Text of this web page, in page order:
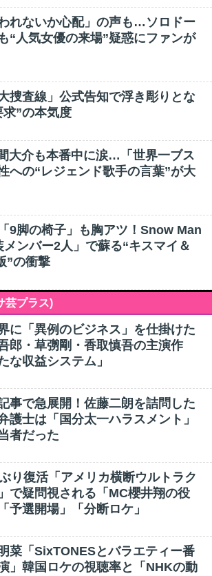
れないか心配」の声も…ソロドー
“人気女優の来場”疑惑にファンが
捜査線」公式告知で浮き彫りとな
求”の本気度
大介も本番中に涙…「世界一ブス
への“レジェンド歌手の言葉”が大
9脚の椅子」も胸アツ！Snow Man
ンバー2人」で蘇る“キスマイ＆
”の衝撃
芸プラス)
に「異例のビジネス」を仕掛けた
郎・草彅剛・香取慎吾の主演作
な収益システム」
事で急展開！佐藤二朗を詰問した
護士は「国分太一ハラスメント」
者だった
り復活「アメリカ横断ウルトラク
で疑問視される「MC櫻井翔の役
予選開場」「分断ロケ」
菜「SixTONESとバラエティー番
」韓国ロケの視聴率と「NHKの動